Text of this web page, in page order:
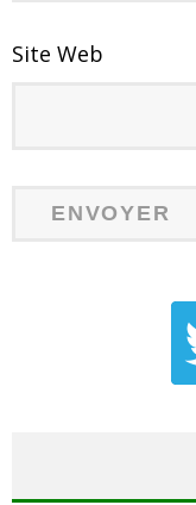
Site Web